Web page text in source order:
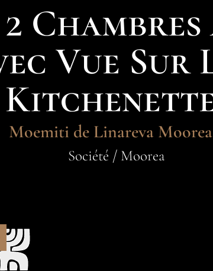
Vue Sur
Moemiti de Linareva Moorea
Société / Moorea